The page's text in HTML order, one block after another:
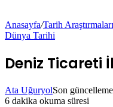
Anasayfa/Tarih Araştırmaları
Dünya Tarihi
Deniz Ticareti
Ata UğuryolSon
6 dakika okuma süresi